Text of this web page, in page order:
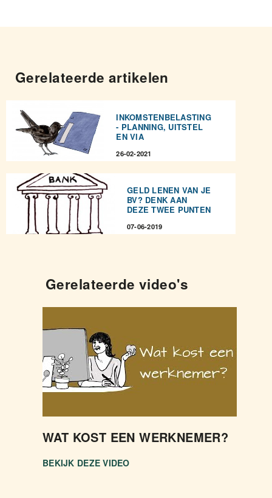
Gerelateerde artikelen
INKOMSTENBELASTING
- PLANNING, UITSTEL
EN VIA
26-02-2021
GELD LENEN VAN JE
BV? DENK AAN
DEZE TWEE PUNTEN
07-06-2019
Gerelateerde video's
WAT KOST EEN WERKNEMER?
BEKIJK DEZE VIDEO